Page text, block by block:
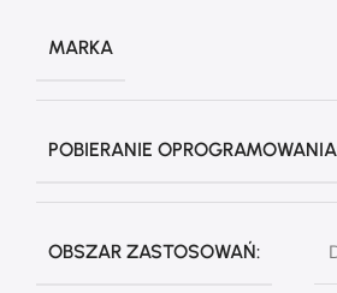
MARKA
POBIERANIE
OBSZAR ZASTOSOWAŃ: